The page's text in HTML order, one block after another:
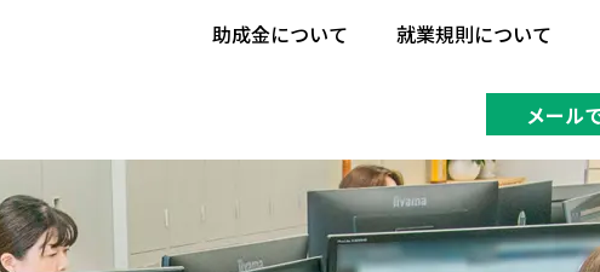
助成金について 就業規則について
メール